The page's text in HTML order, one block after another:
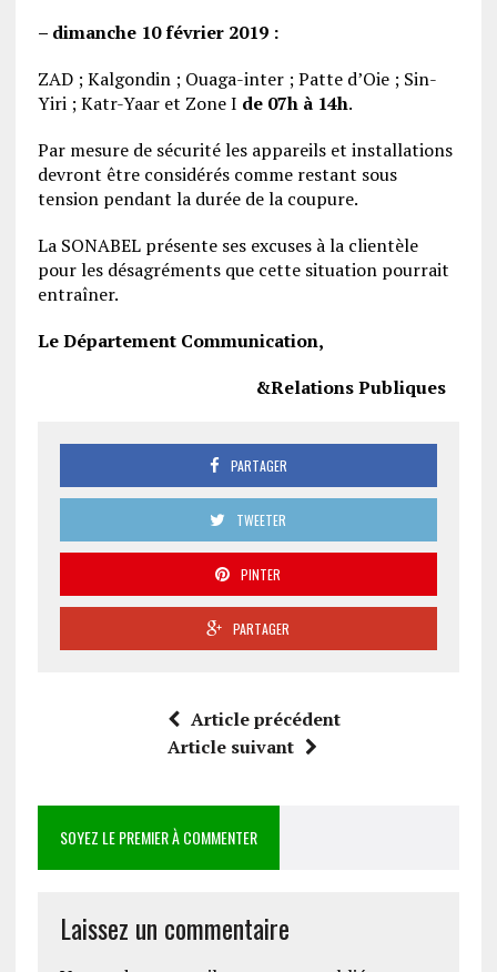
– dimanche 10 février 2019 :
ZAD ; Kalgondin ; Ouaga-inter ; Patte d’Oie ; Sin-
Yiri ; Katr-Yaar et Zone I de 07h à 14h.
Par mesure de sécurité les appareils et installations
devront être considérés comme restant sous
tension pendant la durée de la coupure.
La SONABEL présente ses excuses à la clientèle
pour les désagréments que cette situation pourrait
entraîner.
Le Département Communication,
&Relations Publiques
PARTAGER
TWEETER
PINTER
PARTAGER
Article précédent
Article suivant
SOYEZ LE PREMIER À COMMENTER
Laissez un commentaire